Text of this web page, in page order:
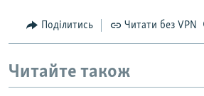
Поділитись Читати без VPN
Читайте також